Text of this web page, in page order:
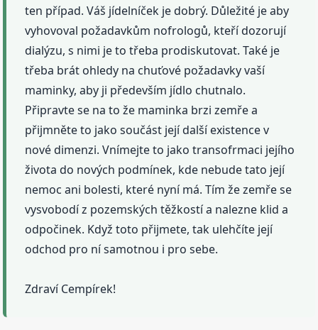
ten případ. Váš jídelníček je dobrý. Důležité je aby
vyhovoval požadavkům nofrologů, kteří dozorují
dialýzu, s nimi je to třeba prodiskutovat. Také je
třeba brát ohledy na chuťové požadavky vaší
maminky, aby ji především jídlo chutnalo.
Připravte se na to že maminka brzi zemře a
přijmněte to jako součást její další existence v
nové dimenzi. Vnímejte to jako transofrmaci jejího
života do nových podmínek, kde nebude tato její
nemoc ani bolesti, které nyní má. Tím že zemře se
vysvobodí z pozemských těžkostí a nalezne klid a
odpočinek. Když toto přijmete, tak ulehčíte její
odchod pro ní samotnou i pro sebe.
Zdraví Cempírek!